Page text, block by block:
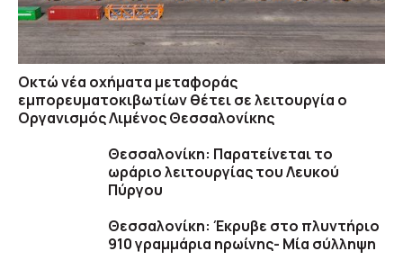
Οκτώ νέα οχήματα μεταφοράς
εμπορευματοκιβωτίων θέτει σε λειτουργία ο
Οργανισμός Λιμένος Θεσσαλονίκης
Θεσσαλονίκη: Παρατείνεται το
ωράριο λειτουργίας του Λευκού
Πύργου
Θεσσαλονίκη: Έκρυβε στο πλυντήριο
910 γραμμάρια ηρωίνης- Μία σύλληψη